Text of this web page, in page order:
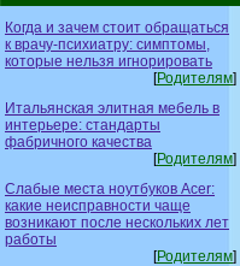
Когда и зачем стоит обращаться
к врачу-психиатру: симптомы,
которые нельзя игнорировать
[Родителям]
Итальянская элитная мебель в
интерьере: стандарты
фабричного качества
[Родителям]
Слабые места ноутбуков Acer:
какие неисправности чаще
возникают после нескольких лет
работы
[Родителям]